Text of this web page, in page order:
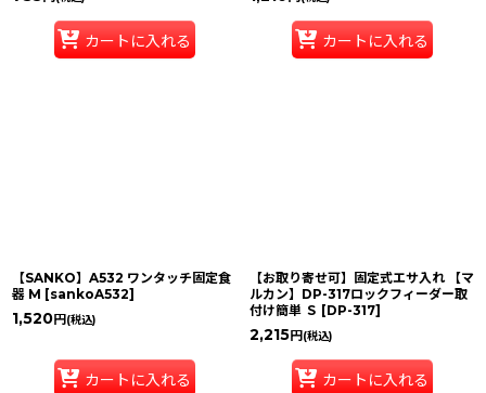
カートに入れる カートに入れる
【SANKO】A532 ワンタッチ固定食
器 M [sankoA532]
1,520円 (税込)
カートに入れる
【お取り寄せ可】固定式エサ入れ 【マ
ルカン】DP-317ロックフィーダー取
付け簡単 Ｓ [DP-317]
2,215円 (税込)
カートに入れる